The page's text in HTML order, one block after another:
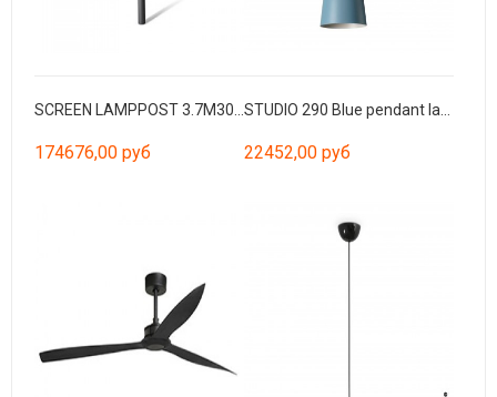
174676,00 руб 22452,00 руб